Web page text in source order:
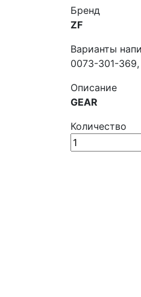
Бренд
ZF
Варианты
0073-301-
Описание
GEAR
Количество